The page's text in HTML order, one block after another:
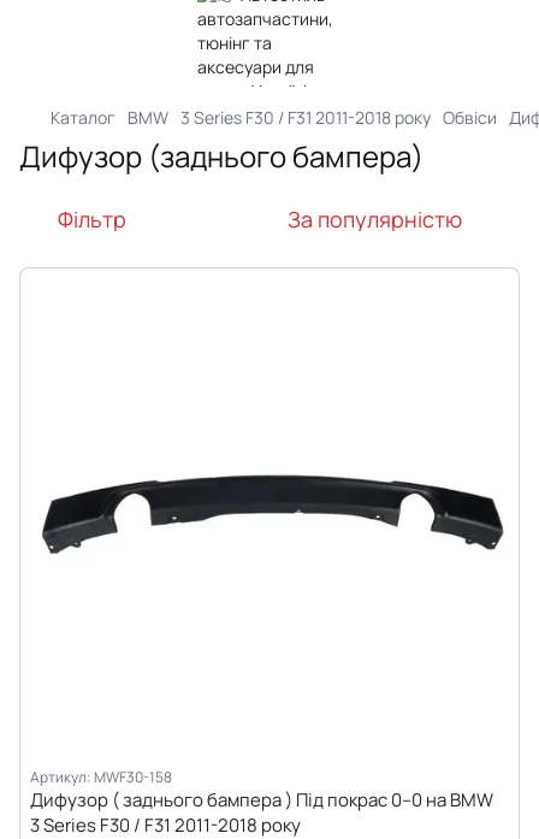
Каталог BMW 3 Series F30 / F31 2011-2018 року Обвіси
Дифузор (заднього бампера)
Фільтр За популярністю
Артикул: MWF30-158
Дифузор ( заднього бампера ) Під покрас 0--0 на BMW
3 Series F30 / F31 2011-2018 року